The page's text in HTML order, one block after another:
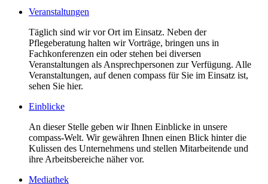
Veranstaltungen
Täglich sind wir vor Ort im Einsatz. Neben der
Pflegeberatung halten wir Vorträge, bringen uns in
Fachkonferenzen ein oder stehen bei diversen
Veranstaltungen als Ansprechpersonen zur Verfügung. Alle
Veranstaltungen, auf denen compass für Sie im Einsatz ist,
sehen Sie hier.
Einblicke
An dieser Stelle geben wir Ihnen Einblicke in unsere
compass-Welt. Wir gewähren Ihnen einen Blick hinter die
Kulissen des Unternehmens und stellen Mitarbeitende und
ihre Arbeitsbereiche näher vor.
Mediathek